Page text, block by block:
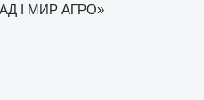
І МИР АГРО»